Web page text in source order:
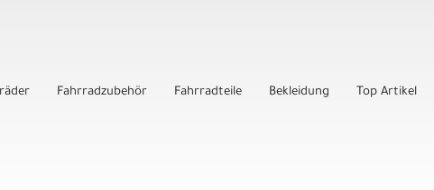
Fahrradzubehör Fahrradteile Bekleidung Top Artikel